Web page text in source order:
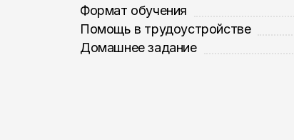
Формат обучения
Помощь в трудоустройстве
Домашнее задание